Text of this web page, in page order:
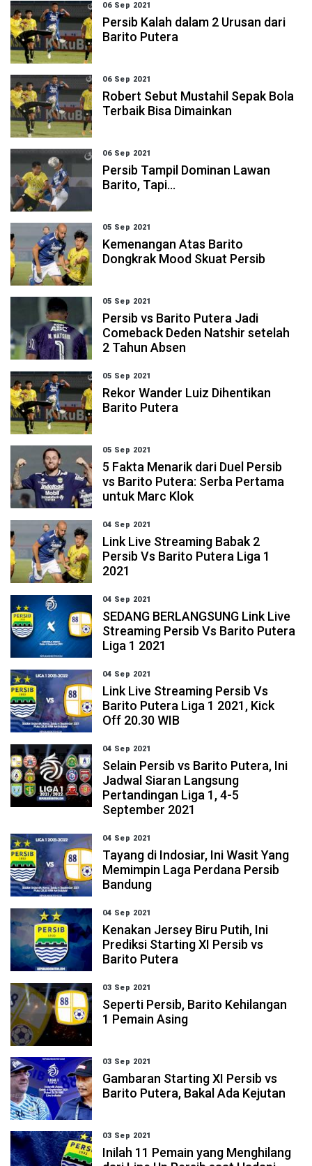
06 Sep 2021
Persib Kalah dalam 2 Urusan dari
Barito Putera
06 Sep 2021
Robert Sebut Mustahil Sepak Bola
Terbaik Bisa Dimainkan
06 Sep 2021
Persib Tampil Dominan Lawan
Barito, Tapi...
05 Sep 2021
Kemenangan Atas Barito
Dongkrak Mood Skuat Persib
05 Sep 2021
Persib vs Barito Putera Jadi
Comeback Deden Natshir setelah
2 Tahun Absen
05 Sep 2021
Rekor Wander Luiz Dihentikan
Barito Putera
05 Sep 2021
5 Fakta Menarik dari Duel Persib
vs Barito Putera: Serba Pertama
untuk Marc Klok
04 Sep 2021
Link Live Streaming Babak 2
Persib Vs Barito Putera Liga 1
2021
04 Sep 2021
SEDANG BERLANGSUNG Link Live
Streaming Persib Vs Barito Putera
Liga 1 2021
04 Sep 2021
Link Live Streaming Persib Vs
Barito Putera Liga 1 2021, Kick
Off 20.30 WIB
04 Sep 2021
Selain Persib vs Barito Putera, Ini
Jadwal Siaran Langsung
Pertandingan Liga 1, 4-5
September 2021
04 Sep 2021
Tayang di Indosiar, Ini Wasit Yang
Memimpin Laga Perdana Persib
Bandung
04 Sep 2021
Kenakan Jersey Biru Putih, Ini
Prediksi Starting XI Persib vs
Barito Putera
03 Sep 2021
Seperti Persib, Barito Kehilangan
1 Pemain Asing
03 Sep 2021
Gambaran Starting XI Persib vs
Barito Putera, Bakal Ada Kejutan
03 Sep 2021
Inilah 11 Pemain yang Menghilang